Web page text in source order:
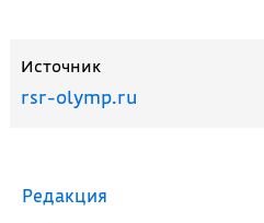
Источник
rsr-olymp.ru
Редакция